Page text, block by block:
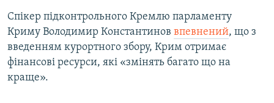
Спікер підконтрольного Кремлю парламенту
Криму Володимир Константинов впевнений, що з
введенням курортного збору, Крим отримає
фінансові ресурси, які «змінять багато що на
краще».